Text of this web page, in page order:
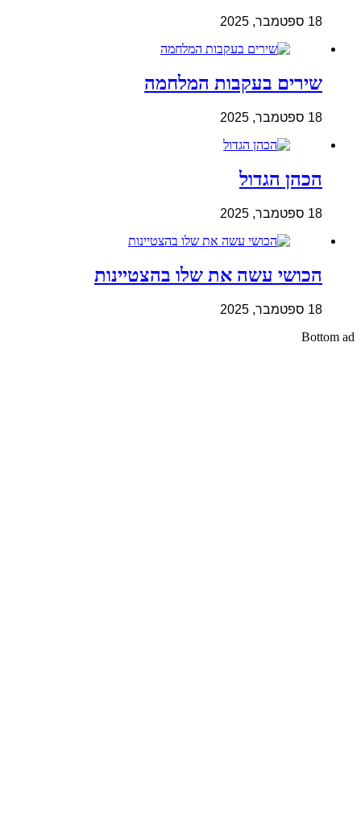
18 ספטמבר, 2025
שירים בעקבות המלחמה
18 ספטמבר, 2025
הכהן הגדול
18 ספטמבר, 2025
הכושי עשה את שלו בהצטיינות
18 ספטמבר, 2025
Bottom ad